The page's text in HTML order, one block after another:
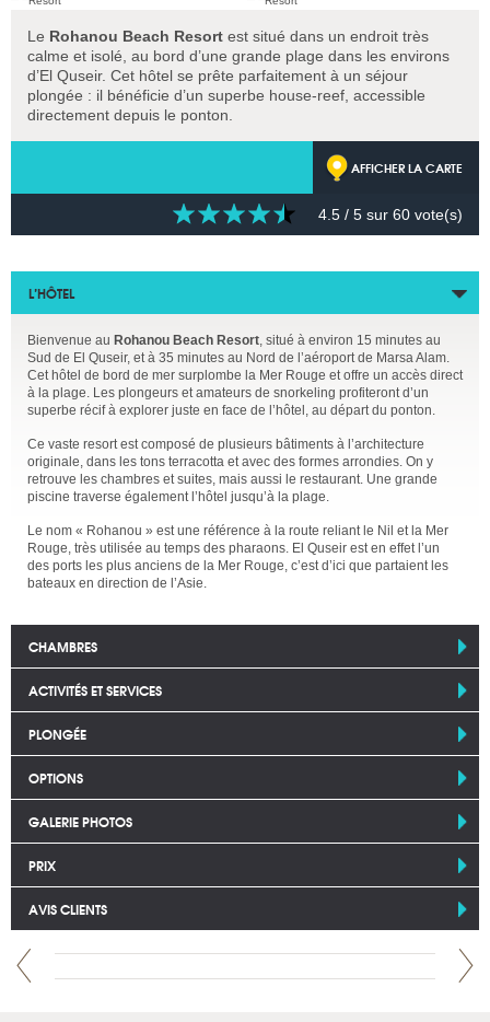
Le Rohanou Beach Resort est situé dans un endroit très
calme et isolé, au bord d’une grande plage dans les environs
d’El Quseir. Cet hôtel se prête parfaitement à un séjour
plongée : il bénéficie d’un superbe house-reef, accessible
directement depuis le ponton.
AFFICHER LA CARTE
4.5 / 5 sur 60 vote(s)
L’HÔTEL
Bienvenue au Rohanou Beach Resort, situé à environ 15 minutes au
Sud de El Quseir, et à 35 minutes au Nord de l’aéroport de Marsa Alam.
Cet hôtel de bord de mer surplombe la Mer Rouge et offre un accès direct
à la plage. Les plongeurs et amateurs de snorkeling profiteront d’un
superbe récif à explorer juste en face de l’hôtel, au départ du ponton.
Ce vaste resort est composé de plusieurs bâtiments à l’architecture
originale, dans les tons terracotta et avec des formes arrondies. On y
retrouve les chambres et suites, mais aussi le restaurant. Une grande
piscine traverse également l’hôtel jusqu’à la plage.
Le nom « Rohanou » est une référence à la route reliant le Nil et la Mer
Rouge, très utilisée au temps des pharaons. El Quseir est en effet l’un
des ports les plus anciens de la Mer Rouge, c’est d’ici que partaient les
bateaux en direction de l’Asie.
CHAMBRES
ACTIVITÉS ET SERVICES
PLONGÉE
OPTIONS
GALERIE PHOTOS
PRIX
AVIS CLIENTS